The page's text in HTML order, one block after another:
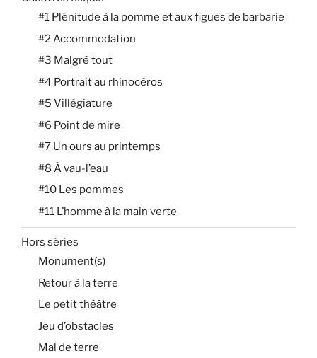
#1 Plénitude à la pomme et aux figues de barbarie
#2 Accommodation
#3 Malgré tout
#4 Portrait au rhinocéros
#5 Villégiature
#6 Point de mire
#7 Un ours au printemps
#8 À vau-l’eau
#10 Les pommes
#11 L’homme à la main verte
Hors séries
Monument(s)
Retour à la terre
Le petit théâtre
Jeu d’obstacles
Mal de terre